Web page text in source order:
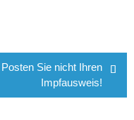
Posten Sie nicht Ihren
Impfausweis!